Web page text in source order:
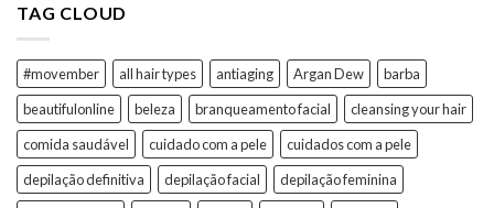
TAG CLOUD
#movember all hair types antiaging Argan Dew
barba
beautifulonline
beleza branqueamento facial
cleansing your hair
comida saudável
cuidado com a pele
cuidados com a pele
depilação definitiva
depilação facial
depilação feminina